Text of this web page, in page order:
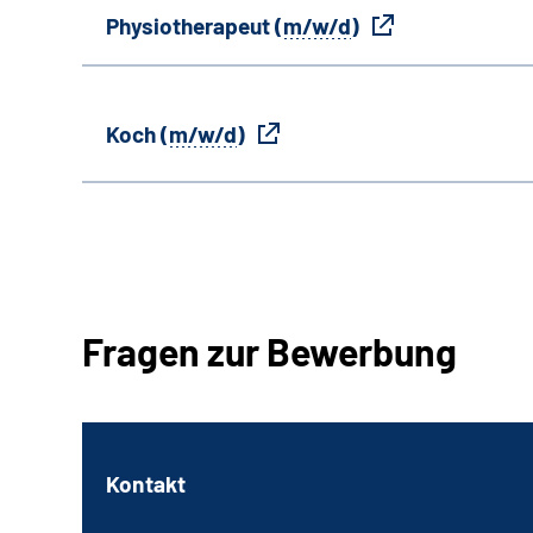
Physiotherapeut (m/w/d)
Koch (m/w/d)
Fragen zur Bewerbung
Kontakt